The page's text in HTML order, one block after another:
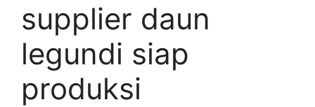
supplier daun
legundi siap
produksi